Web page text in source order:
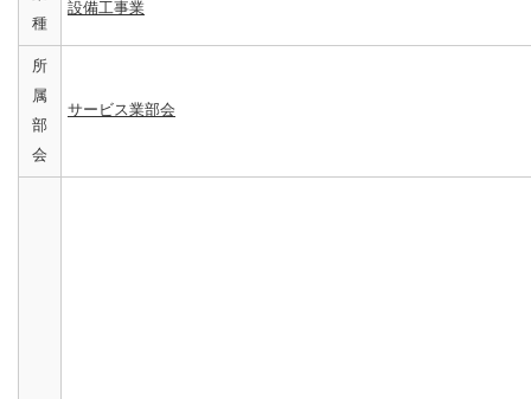
種
設備工事業
所
属
部
会
サービス業部会